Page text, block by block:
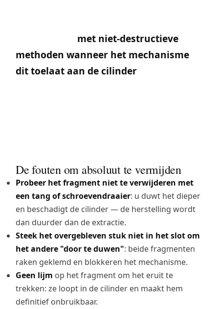
met niet-destructieve
methoden wanneer het mechanisme
dit toelaat aan de cilinder
De fouten om absoluut te vermijden
Probeer het fragment niet te verwijderen met
een tang of schroevendraaier: u duwt het dieper
en beschadigt de cilinder — de herstelling wordt
dan duurder dan de extractie.
Steek het overgebleven stuk niet in het slot om
het andere "door te duwen": beide fragmenten
raken geklemd en blokkeren het mechanisme.
Geen lijm op het fragment om het eruit te
trekken: ze loopt in de cilinder en maakt hem
definitief onbruikbaar.